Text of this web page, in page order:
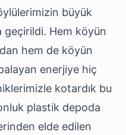
büyük
geçirildi. Hem köyün
hem de köyün
enerjiye hiç
kotardık bu
plastik depoda
elde edilen